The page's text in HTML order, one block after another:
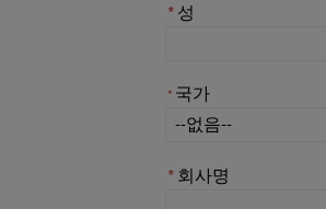
*성
* 국가
국가
*회사명